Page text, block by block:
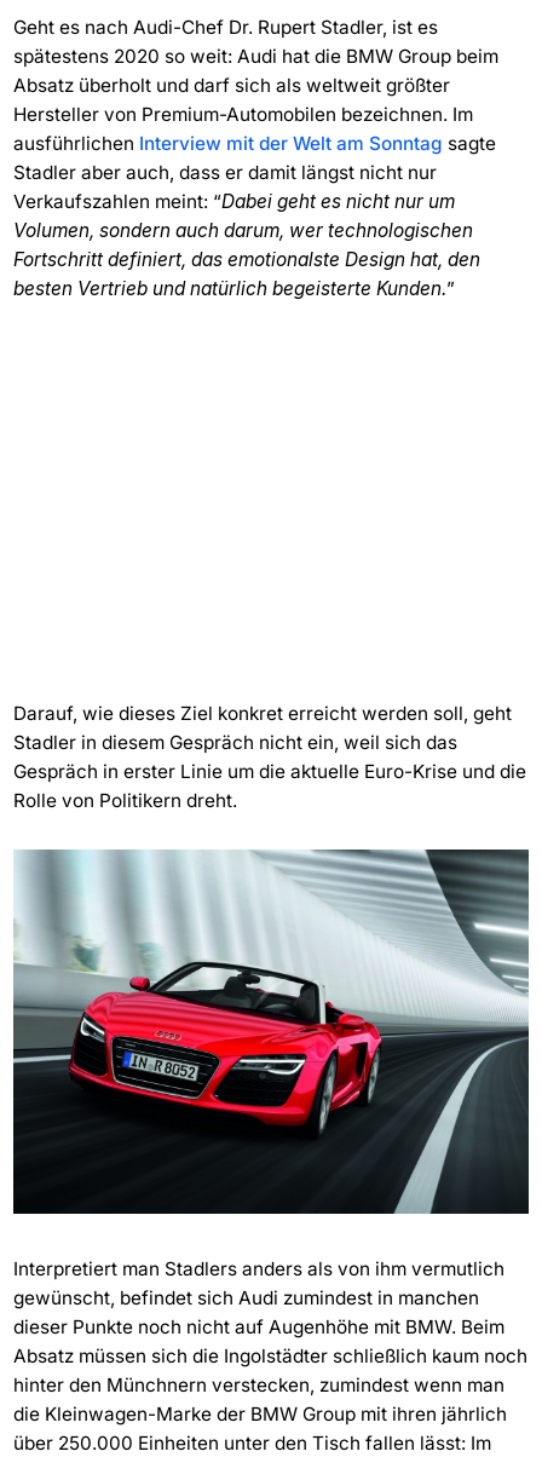
Geht es nach Audi-Chef Dr. Rupert Stadler, ist es
spätestens 2020 so weit: Audi hat die BMW Group beim
Absatz überholt und darf sich als weltweit größter
Hersteller von Premium-Automobilen bezeichnen. Im
ausführlichen Interview mit der Welt am Sonntag sagte
Stadler aber auch, dass er damit längst nicht nur
Verkaufszahlen meint: “Dabei geht es nicht nur um
Volumen, sondern auch darum, wer technologischen
Fortschritt definiert, das emotionalste Design hat, den
besten Vertrieb und natürlich begeisterte Kunden.”
Darauf, wie dieses Ziel konkret erreicht werden soll, geht
Stadler in diesem Gespräch nicht ein, weil sich das
Gespräch in erster Linie um die aktuelle Euro-Krise und die
Rolle von Politikern dreht.
Interpretiert man Stadlers anders als von ihm vermutlich
gewünscht, befindet sich Audi zumindest in manchen
dieser Punkte noch nicht auf Augenhöhe mit BMW. Beim
Absatz müssen sich die Ingolstädter schließlich kaum noch
hinter den Münchnern verstecken, zumindest wenn man
die Kleinwagen-Marke der BMW Group mit ihren jährlich
über 250.000 Einheiten unter den Tisch fallen lässt: Im